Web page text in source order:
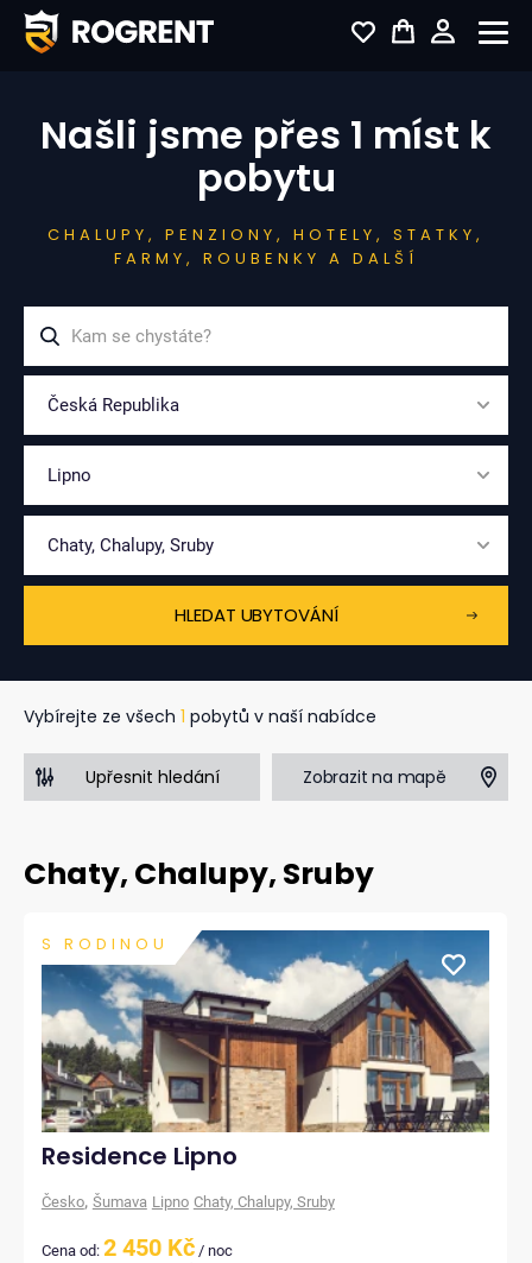
Našli jsme přes 1 míst k
pobytu
CHALUPY, PENZIONY, HOTELY, STATKY,
FARMY, ROUBENKY A DALŠÍ
Česká Republika
Lipno
Chaty, Chalupy, Sruby
HLEDAT UBYTOVÁNÍ
Vybírejte ze všech 1 pobytů v naší nabídce
Upřesnit hledání Zobrazit na mapě
Chaty, Chalupy, Sruby
S RODINOU
Residence Lipno
Česko, Šumava Lipno Chaty, Chalupy, Sruby
Cena od: 2 450 Kč/ noc